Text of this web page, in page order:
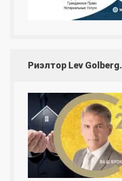
Риэлтор Lev Golberg.